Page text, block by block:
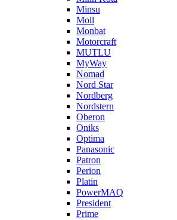
Minsu
Moll
Monbat
Motorcraft
MUTLU
MyWay
Nomad
Nord Star
Nordberg
Nordstern
Oberon
Oniks
Optima
Panasonic
Patron
Perion
Platin
PowerMAQ
President
Prime